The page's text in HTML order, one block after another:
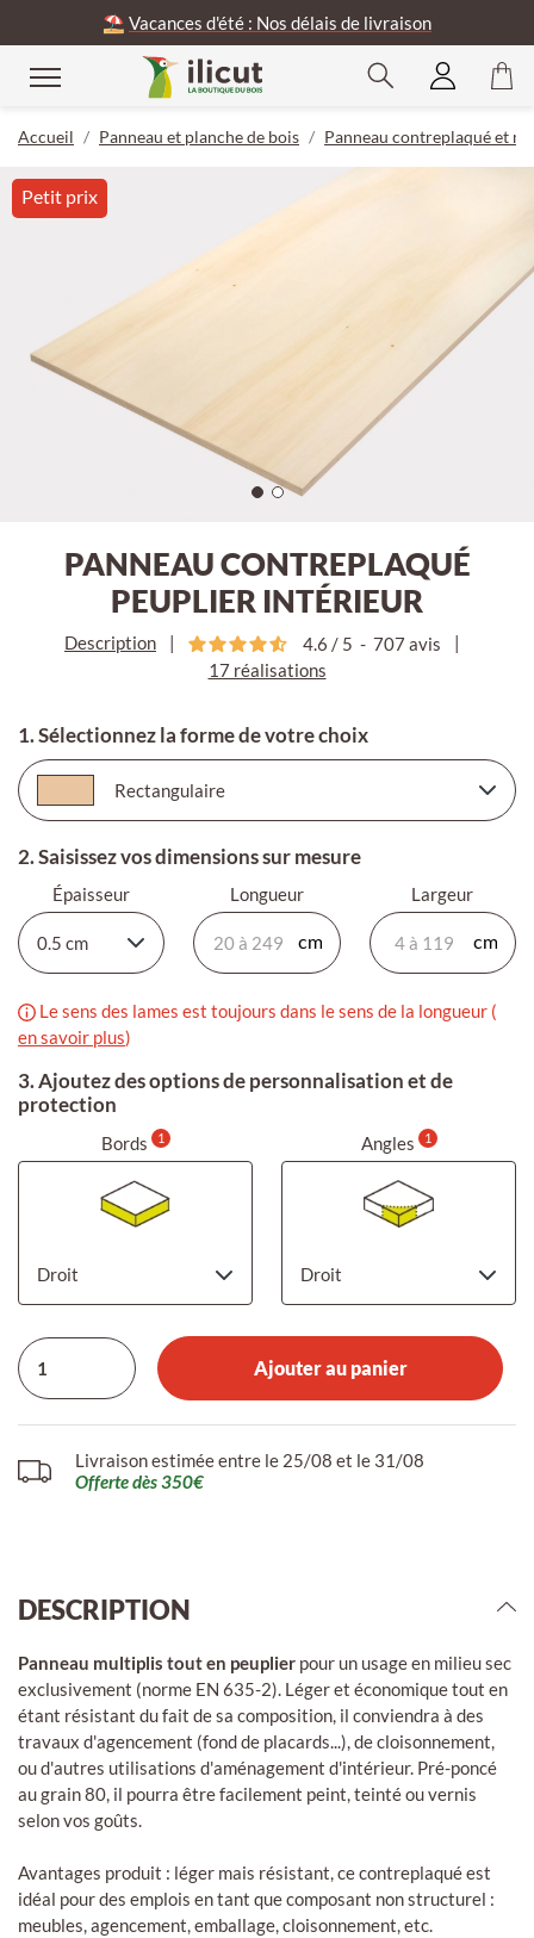
⛱️ Vacances d'été : Nos délais de livraison
Accueil Panneau et planche de bois Panneau contreplaqué et
Petit prix
PANNEAU CONTREPLAQUÉ
PEUPLIER INTÉRIEUR
Description 4.6 / 5 - 707 avis
17 réalisations
1. Sélectionnez la forme de votre choix
2. Saisissez vos dimensions sur mesure
Épaisseur Longueur Largeur
Le sens des lames est toujours dans le sens de la longueur (
en savoir plus)
3. Ajoutez des options de personnalisation et de
protection
Bords 1 Angles 1
Ajouter au panier
Livraison estimée entre le 25/08 et le 31/08
Offerte dès 350€
DESCRIPTION
Panneau multiplis tout en peuplier pour un usage en milieu sec
exclusivement (norme EN 635-2). Léger et économique tout en
étant résistant du fait de sa composition, il conviendra à des
travaux d'agencement (fond de placards...), de cloisonnement,
ou d'autres utilisations d'aménagement d'intérieur. Pré-poncé
au grain 80, il pourra être facilement peint, teinté ou vernis
selon vos goûts.
Avantages produit : léger mais résistant, ce contreplaqué est
idéal pour des emplois en tant que composant non structurel :
meubles, agencement, emballage, cloisonnement, etc.